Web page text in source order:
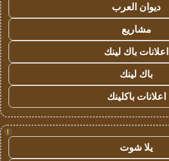
ديوان العرب
مشاريع
اعلانات باك لينك
باك لينك
اعلانات باكلينك
!
يلا شوت